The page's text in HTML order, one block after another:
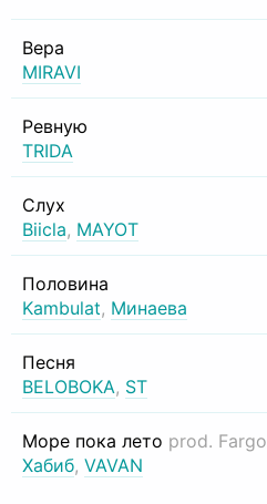
Вера
MIRAVI
Ревную
TRIDA
Слух
Biicla, MAYOT
Половина
Kambulat, Минаева
Песня
BELOBOKA, ST
Море пока лето prod. Fargo
Хабиб, VAVAN